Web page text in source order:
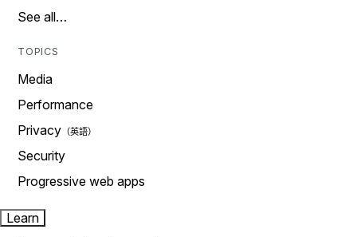
See all…
TOPICS
Media
Performance
Privacy
Security
Progressive web apps
Learn